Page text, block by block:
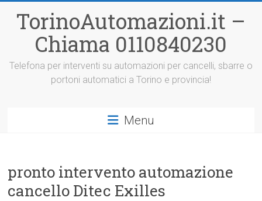
contenuto
TorinoAutomazioni.it –
Chiama 0110840230
Telefona per interventi su automazioni per cancelli, sbarre o
portoni automatici a Torino e provincia!
Menu
pronto intervento automazione
cancello Ditec Exilles